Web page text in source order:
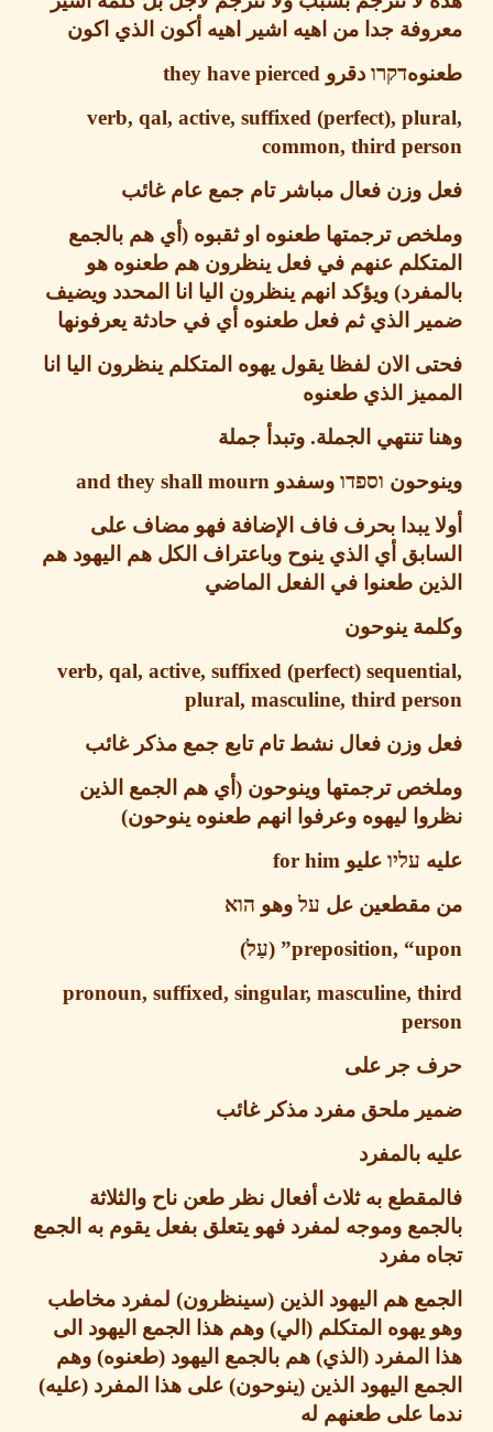
جدا من اهيه اشير اهيه أكون الذي اكون
דקרוدقروthey have pierced
verb, qal, active, suffixed (perfect),
common, third
وزن فعال مباشر تام جمع عام غائب
ترجمتها طعنوه او ثقبوه( أي هم بالجمع
عنهم في فعل ينظرون هم طعنوه هو
)ويؤكد انهم ينظرون اليا انا المحدد ويضيف
الذي ثم فعل طعنوه أي في حادثة يعرفونها
الان لفظا يقول يهوه المتكلمينظرون اليا انا
الذي طعنوه
تنتهي الجملة وتبدأ جملة
וספדוوسفدوand they shall mourn
يبدا بحرف فاف الإضافة فهو مضاف على
أي الذي ينوح وباعتراف الكل هم اليهود هم
طعنوا في الفعل الماضي
ينوحون
verb, qal, active, suffixed (perfect)
plural, masculine, third
وزن فعال نشط تام تابع جمع مذكر غائب
ترجمتها وينوحون(أي هم الجمع الذين
ليهوه وعرفوا انهم طعنوه ينوحون)
עליוعليوfor him
علעל وهوהוא
preposition,
עַל)
pronoun, suffixed, singular, masculine,
جر على
ملحق مفرد مذكر غائب
بالمفرد
به ثلاث أفعال نظر طعن ناح والثلاثة
وموجه لمفرد فهو يتعلق بفعل يقوم به الجمع
مفرد
هم اليهود الذين( سينظرون)لمفرد مخاطب
يهوه المتكلم(الي)وهم هذا الجمع اليهود الى
(الذي) هم بالجمع اليهود طعنوه)وهم
اليهود الذين( ينوحون)على هذا المفرد (عليه )
على طعنهم له